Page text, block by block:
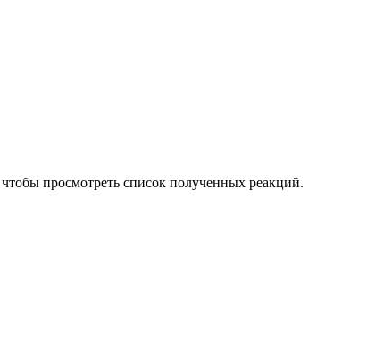
чтобы просмотреть список полученных реакций.